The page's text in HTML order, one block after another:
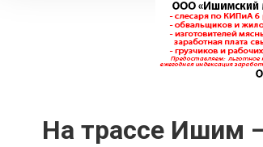
На трассе Ишим